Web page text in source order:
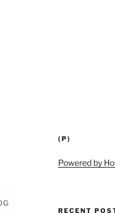
(P)
Powered by
RECENT